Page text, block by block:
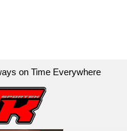
on Time Everywhere